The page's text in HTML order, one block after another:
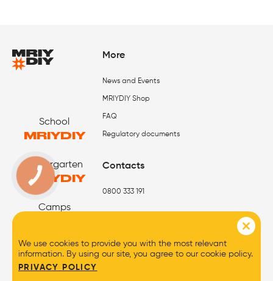
School
MRIYDIY
Kindergarten
MRIYDIY
Camps
Contacts
0800 333 191
More
News and Events
MRIYDIY Shop
FAQ
Regulatory documents
We use cookies to provide you with the most relevant
information. By using our site, you agree to our cookie policy.
PRIVACY POLICY
КНОПКА
ЗВ'ЯЗКУ